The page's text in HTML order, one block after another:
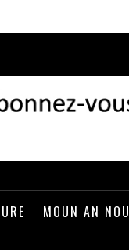
MOUN AN NOU